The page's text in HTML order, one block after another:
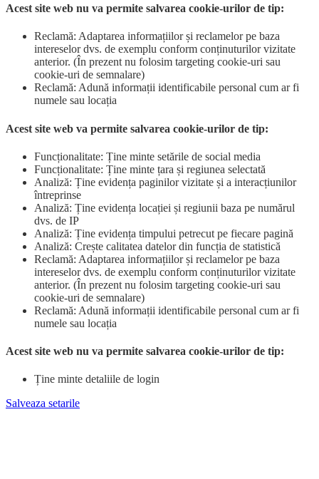
Acest site web nu va permite salvarea cookie-urilor de tip:
Reclamă: Adaptarea informațiilor și reclamelor pe baza
intereselor dvs. de exemplu conform conținuturilor vizitate
anterior. (În prezent nu folosim targeting cookie-uri sau
cookie-uri de semnalare)
Reclamă: Adună informații identificabile personal cum ar fi
numele sau locația
Acest site web va permite salvarea cookie-urilor de tip:
Funcționalitate: Ține minte setările de social media
Funcționalitate: Ține minte țara și regiunea selectată
Analiză: Ține evidența paginilor vizitate și a interacțiunilor
întreprinse
Analiză: Ține evidența locației și regiunii baza pe numărul
dvs. de IP
Analiză: Ține evidența timpului petrecut pe fiecare pagină
Analiză: Crește calitatea datelor din funcția de statistică
Reclamă: Adaptarea informațiilor și reclamelor pe baza
intereselor dvs. de exemplu conform conținuturilor vizitate
anterior. (În prezent nu folosim targeting cookie-uri sau
cookie-uri de semnalare)
Reclamă: Adună informații identificabile personal cum ar fi
numele sau locația
Acest site web nu va permite salvarea cookie-urilor de tip:
Ține minte detaliile de login
Salveaza setarile